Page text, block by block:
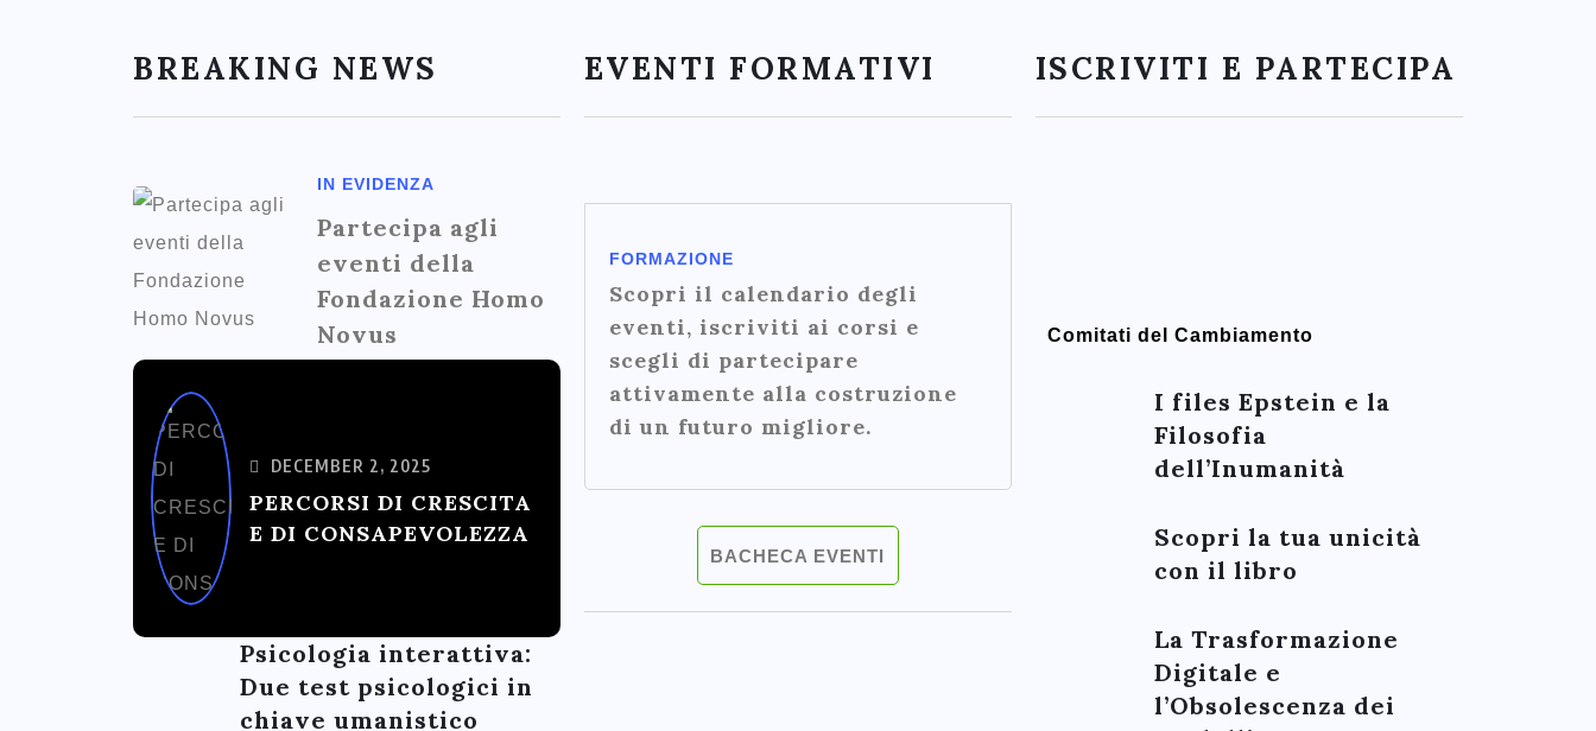
BREAKING NEWS
IN EVIDENZA
Partecipa agli
eventi della
Fondazione Homo
Novus
DECEMBER 2, 2025
PERCORSI DI CRESCITA
E DI CONSAPEVOLEZZA
Psicologia interattiva:
Due test psicologici in
chiave umanistico
EVENTI FORMATIVI
FORMAZIONE
Scopri il calendario degli
eventi, iscriviti ai corsi e
scegli di partecipare
attivamente alla costruzione
di un futuro migliore.
BACHECA EVENTI
ISCRIVITI E PARTECIPA
Comitati del Cambiamento
I files Epstein e la
Filosofia
dell’Inumanità
Scopri la tua unicità
con il libro
La Trasformazione
Digitale e
l’Obsolescenza dei